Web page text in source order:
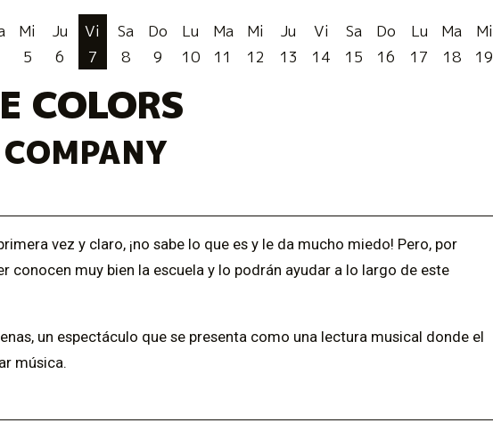
Mi
5
Ju
6
Vi
7
Sa
8
Do
9
Lu
10
Ma
11
Mi
12
Ju
13
Vi
14
Sa
15
Do
16
Lu
17
Ma
18
Mi
19
COLORS
vez y claro, ¡no sabe lo que es y le da mucho miedo! Pero, por
conocen muy bien la escuela y lo podrán ayudar a lo largo de este
un espectáculo que se presenta como una lectura musical donde el
música.